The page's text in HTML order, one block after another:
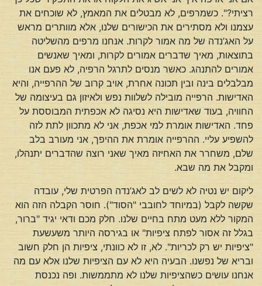
רציתי?". כשמרפים, לא מבטלים את המאמץ, לא שוכחים את
עצמנו ולא מסתירים את הכישורים שלנו, אלא מוותרים מראש
על האג’נדה של מה אמור לקרות. אנחנו מרפים מהשליטה
בתוצאות, מאיך שדברים אמורים לקרות, ומאיך שאנשים
אמורים להתנהג. כאשר מנסים לתרגל הרפיה, לא פעם אנו
מבלבלים בינה ובין תכונה אחרת, אויב קרוב של ההרפייה, והיא
האדישות. הרפייה מובילה לשלוות נפש ולאיזון גם בעיצומה של
החוויה, בעוד שאדישות היא נסיגה לא אכפתית המבוססת על
פחד. האדישות אומרת למי אכפת, אני לא מתכוון לתת לזה
להשפיע עליי. ההרפייה אומרת את ההיפך, אני מעורב בלב
שלם, משחרר את האחיזה מאיך שאני רוצה שהדברים יתנהלו,
ומקבל את מה שבא.
ליקום יש נטיה לא לשים לב לאג’נדה הפרטית שלי, עובדה
שקשה לקבל (במיוחד לחובבי "הסוד"). חוסר הקבלה הזה הוא
המקור ללא מעט מתח בחיים שלנו. חלק מכם ודאי יגיד "ברור,
בגלל זה אסור לפתח ציפיות" או בגירסה היותר משעשעת
"ציפיות יש רק לכריות". לא, זו לא כוונתי, ציפיות הן חלק חשוב
ובריא של נפשנו. הבעיה היא לא עם הציפיות שלנו אלא עם מה
אנחנו עושים כשהציפיות שלנו לא מתממשות. ופה נכנסת